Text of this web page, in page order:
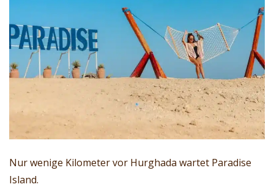
Nur wenige Kilometer vor Hurghada wartet Paradise
Island.